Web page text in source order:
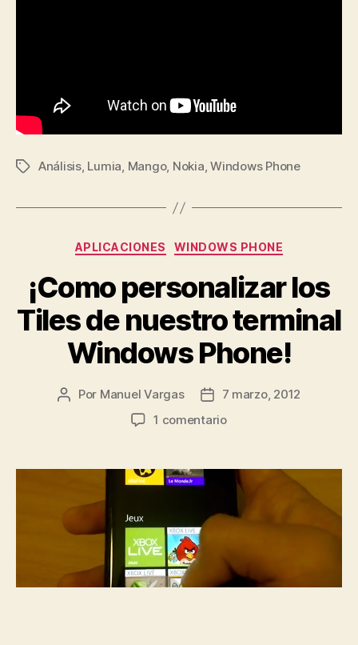
Etiquetas
Análisis, Lumia, Mango, Nokia,Windows Phone
Categorías
APLICACIONES WINDOWS PHONE
¡Como personalizar los
Tiles de nuestro terminal
Windows Phone!
Autor
Por Manuel Vargas
Fecha
de
7 marzo, 2012
1 comentarioen
los
Tiles
de
nuestro
Windows
Phone!